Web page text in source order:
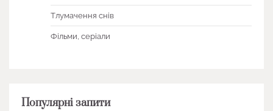
Тлумачення снів
Фільми, серіали
Популярні запити